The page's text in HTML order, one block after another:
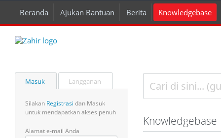
Beranda Ajukan Bantuan Berita Knowledgebase
Masuk Langganan
Silakan Registrasi dan Masuk
untuk mendapatkan akses penuh
Alamat e-mail Anda
Knowledgebase